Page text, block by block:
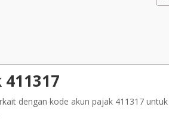
dengan kode akun pajak 411317 untuk